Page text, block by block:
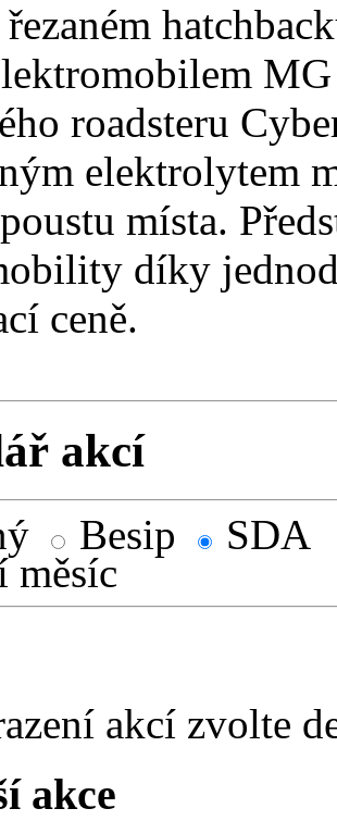
řezaném
roadsteru
elektrolytem
místa.
díky
ceně.
akcí
Besip
SDA
měsíc
akcí zvolte
akce